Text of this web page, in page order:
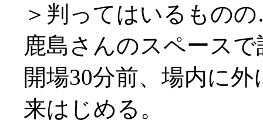
＞判ってはいるもの
鹿島さんのスペース
開場30分前、場内に
来はじめる。